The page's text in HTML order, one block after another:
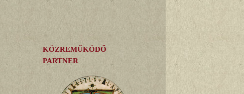
KÖZREMŰKÖDŐ
PARTNER